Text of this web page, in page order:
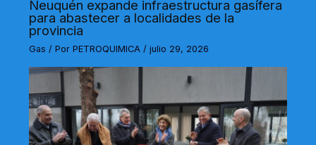
Neuquén expande infraestructura gasífera
para abastecer a localidades de la
provincia
Gas / PorPETROQUIMICA /julio 29, 2026